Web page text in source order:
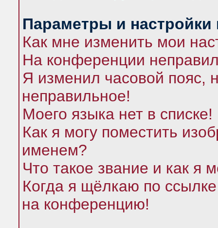
Параметры и настройки
Как мне изменить мои
На конференции
Я изменил часовой пояс,
неправильное!
Моего языка нет в списке!
Как я могу поместить
именем?
Что такое звание и как я
Когда я щёлкаю по
на конференцию!